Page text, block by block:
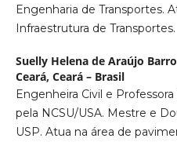
Engenharia de Transportes.
Infraestrutura de Transportes.
Suelly Helena de Araújo
Ceará, Ceará – Brasil
Engenheira Civil e
pela NCSU/USA. Mestre e
USP. Atua na área de